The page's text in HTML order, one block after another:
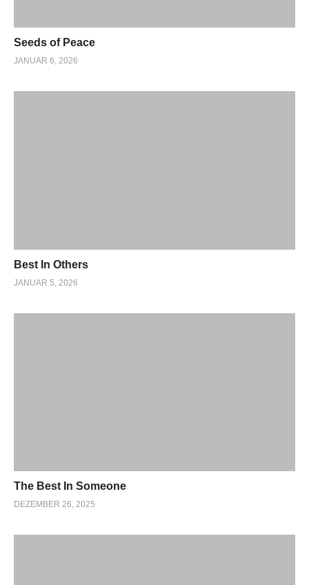
Seeds of Peace
JANUAR 6, 2026
Best In Others
JANUAR 5, 2026
The Best In Someone
DEZEMBER 26, 2025